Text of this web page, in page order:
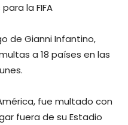
la FIFA
de Gianni Infantino,
a 18 países en las
fue multado con
fuera de su Estadio